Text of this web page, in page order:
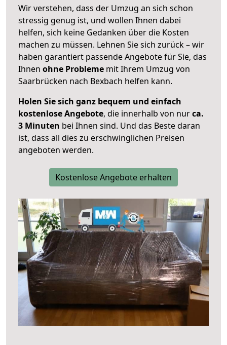
Wir verstehen, dass der Umzug an sich schon
stressig genug ist, und wollen Ihnen dabei
helfen, sich keine Gedanken über die Kosten
machen zu müssen. Lehnen Sie sich zurück – wir
haben garantiert passende Angebote für Sie, das
Ihnen ohne Probleme mit Ihrem Umzug von
Saarbrücken nach Bexbach helfen kann.
Holen Sie sich ganz bequem und einfach
kostenlose Angebote, die innerhalb von nurca.
3 Minuten bei Ihnen sind. Und das Beste daran
ist, dass all dies zu erschwinglichen Preisen
angeboten werden.
Kostenlose Angebote erhalten